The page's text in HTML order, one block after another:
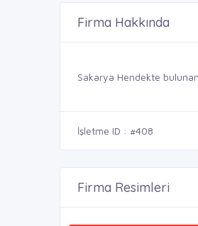
Firma Hakkında
Sakarya Hendekte
İşletme ID : #408
Firma Resimleri